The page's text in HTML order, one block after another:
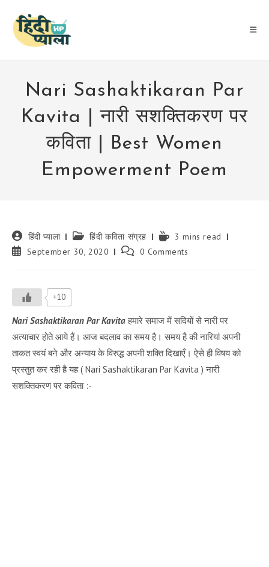
content
Nari Sashaktikaran Par
Kavita | नारी सशक्तिकरण पर
कविता | Best Women
Empowerment Poem
Post
author:
हिंदी प्याला
Post
category:
हिंदी कविता संग्रह
Reading3 mins read
PostSeptember 30, 2020
Post 0 Comments
+10
Nari Sashaktikaran Par Kavitaहमारे समाज में सदियों से नारी पर
अत्याचार होते आये हैं। आज बदलाव का समय है। समय है की नारियां अपनी
ताकत स्वयं बने और अन्याय के विरुद्ध अपनी शक्ति दिखाएँ। ऐसे ही विषय को
प्रस्तुत कर रही है यह ( Nari Sashaktikaran Par Kavita )नारी
सशक्तिकरण पर कविता:-